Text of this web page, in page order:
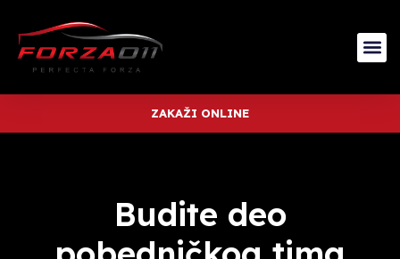
ZAKAŽI ONLINE
Budite deo